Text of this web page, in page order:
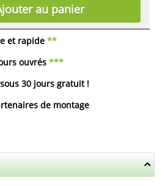
et rapide **
ouvrés ***
30 jours gratuit!
de montage
au panier